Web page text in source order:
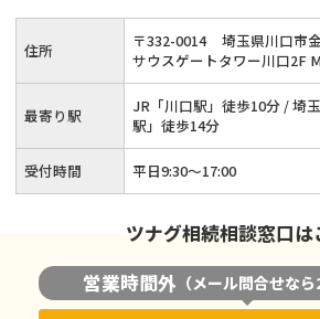
事前にご予約をいただければ対応いたし
住所 〒332-0014
埼玉県川口市
サウスゲートタワー川口2F
最寄り駅
JR「川口駅」徒歩10分 / 埼
駅」徒歩14分
受付時間 平日9:30～17:00
ツナグ相続相談窓口は
営業時間外 （メール問合せなら